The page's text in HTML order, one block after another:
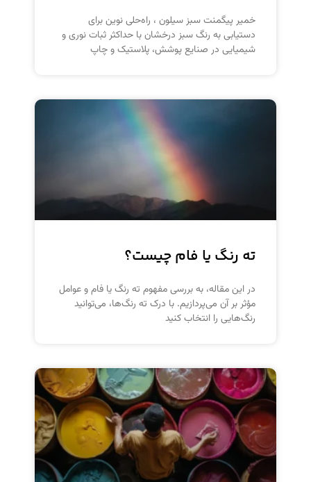
خمیر پیگمنت سبز سیلون ، راه‌حلی نوین برای
دستیابی به رنگ سبز درخشان با حداکثر ثبات نوری و
شیمیایی در صنایع پوشش، پلاستیک و چاپ
ته رنگ یا فام چیست؟
در این مقاله، به بررسی مفهوم ته رنگ یا فام و عوامل
مؤثر بر آن می‌پردازیم. با درک ته رنگ‌ها، می‌توانید
رنگ‌هایی را انتخاب کنید